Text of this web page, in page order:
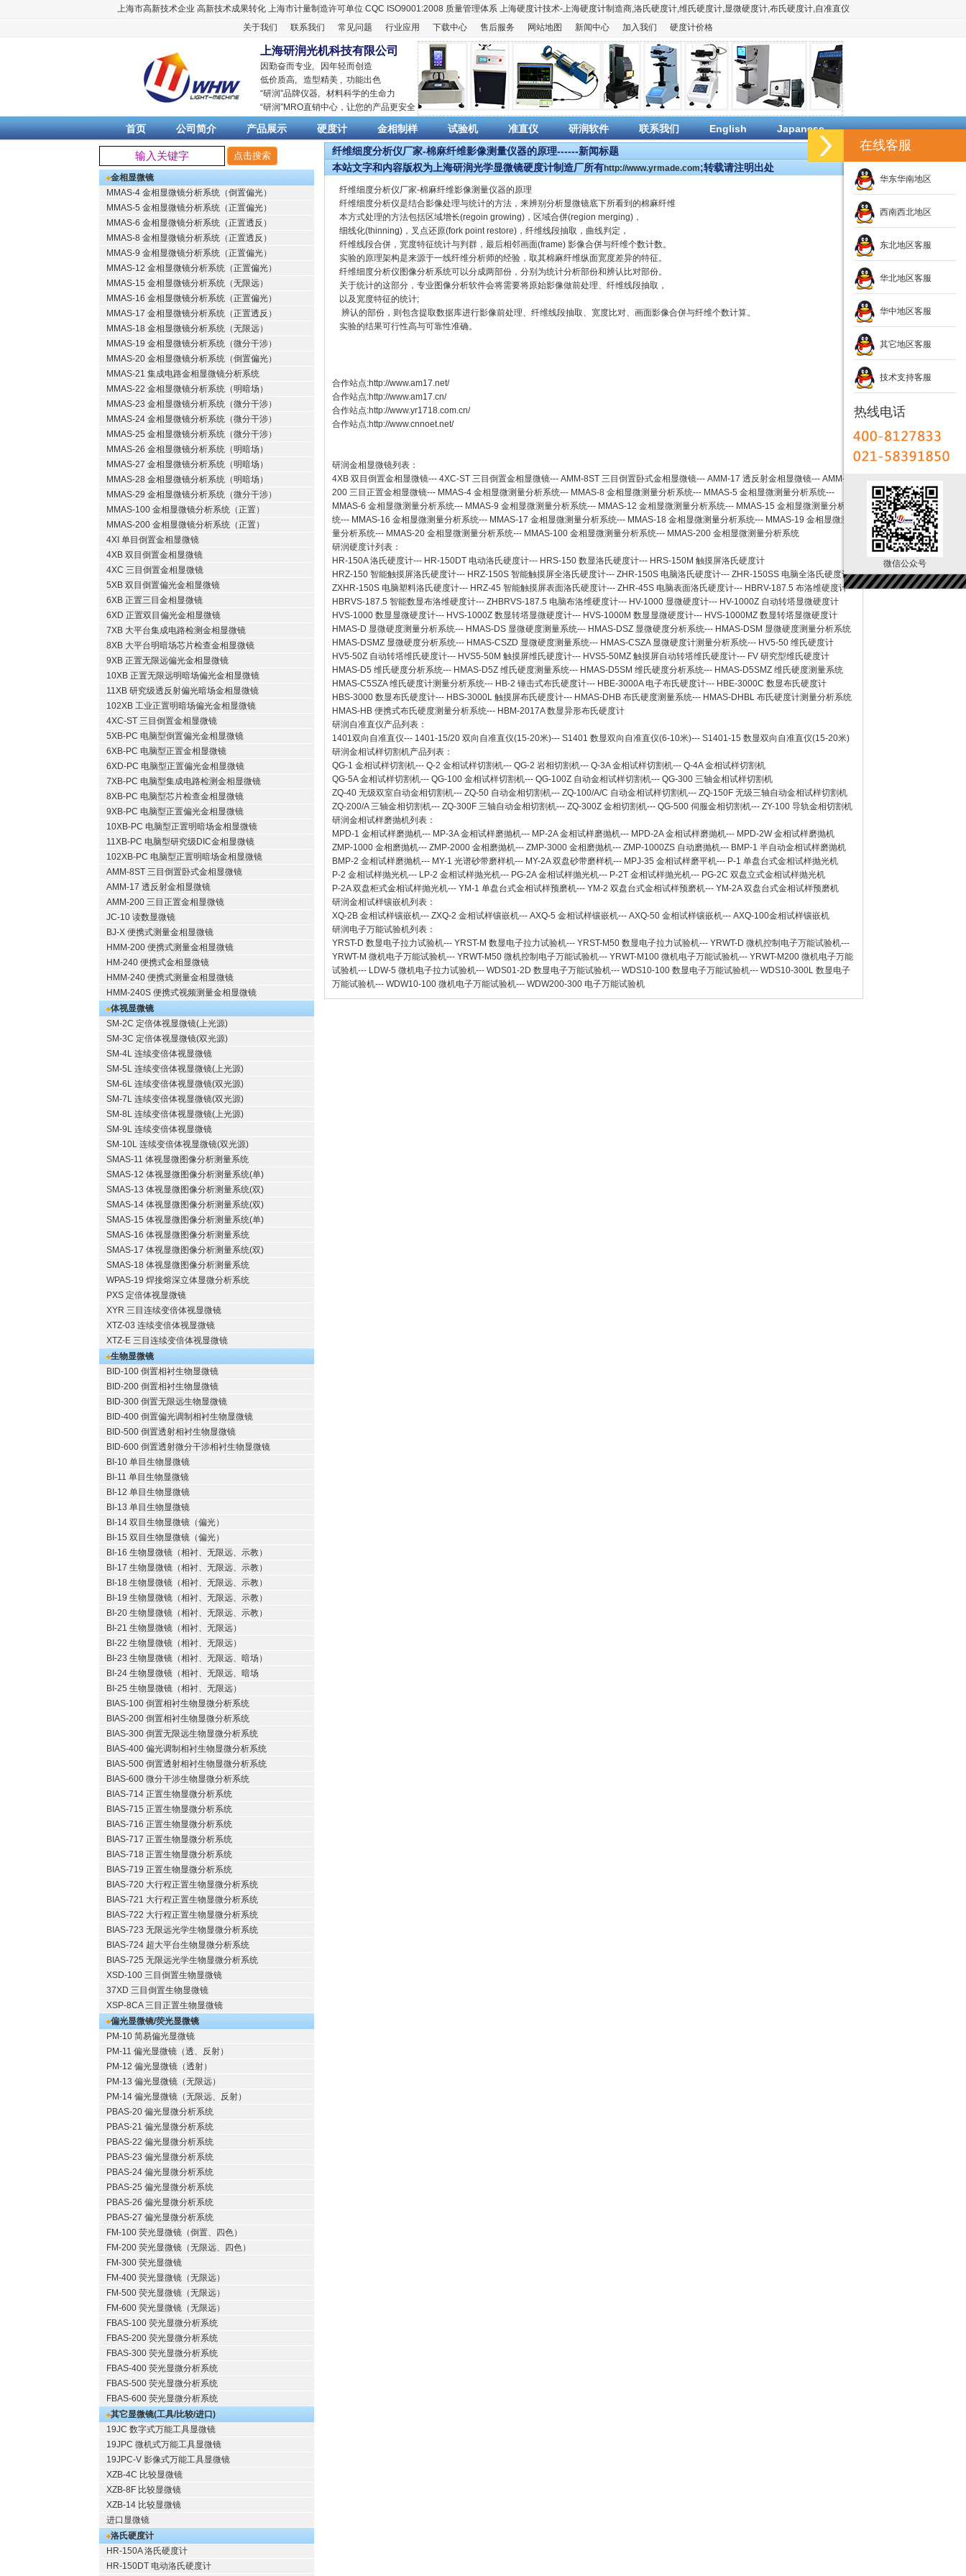
上海市高新技术企业 高新技术成果转化 上海市计量制造许可单位 CQC ISO9001:2008 质量管理体系 上海硬度计技术-上海硬度计制造商,洛氏硬度计,维氏硬度计,显微硬度计,布氏硬度计,自准直仪
关于我们
联系我们 常见问题 行业应用 下载中心 售后服务 网站地图 新闻中心 加入我们 硬度计价格
上海研润光机科技有限公司
因勤奋而专业, 因年轻而创造
低价质高, 造型精美 , 功能出色
“研润”品牌仪器, 材料科学的生命力
“研润”MRO直销中心，让您的产品更安全
首页 公司简介 产品展示 硬度计 金相制样 试验机 准直仪 研润软件 联系我们 English Japanese
金相显微镜
MMAS-4 金相显微镜分析系统（倒置偏光）
MMAS-5 金相显微镜分析系统（正置偏光）
MMAS-6 金相显微镜分析系统（正置透反）
MMAS-8 金相显微镜分析系统（正置透反）
MMAS-9 金相显微镜分析系统（正置偏光）
MMAS-12 金相显微镜分析系统（正置偏光）
MMAS-15 金相显微镜分析系统（无限远）
MMAS-16 金相显微镜分析系统（正置偏光）
MMAS-17 金相显微镜分析系统（正置透反）
MMAS-18 金相显微镜分析系统（无限远）
MMAS-19 金相显微镜分析系统（微分干涉）
MMAS-20 金相显微镜分析系统（倒置偏光）
MMAS-21 集成电路金相显微镜分析系统
MMAS-22 金相显微镜分析系统（明暗场）
MMAS-23 金相显微镜分析系统（微分干涉）
MMAS-24 金相显微镜分析系统（微分干涉）
MMAS-25 金相显微镜分析系统（微分干涉）
MMAS-26 金相显微镜分析系统（明暗场）
MMAS-27 金相显微镜分析系统（明暗场）
MMAS-28 金相显微镜分析系统（明暗场）
MMAS-29 金相显微镜分析系统（微分干涉）
MMAS-100 金相显微镜分析系统（正置）
MMAS-200 金相显微镜分析系统（正置）
4XI 单目倒置金相显微镜
4XB 双目倒置金相显微镜
4XC 三目倒置金相显微镜
5XB 双目倒置偏光金相显微镜
6XB 正置三目金相显微镜
6XD 正置双目偏光金相显微镜
7XB 大平台集成电路检测金相显微镜
8XB 大平台明暗场芯片检查金相显微镜
9XB 正置无限远偏光金相显微镜
10XB 正置无限远明暗场偏光金相显微镜
11XB 研究级透反射偏光暗场金相显微镜
102XB 工业正置明暗场偏光金相显微镜
4XC-ST 三目倒置金相显微镜
5XB-PC 电脑型倒置偏光金相显微镜
6XB-PC 电脑型正置金相显微镜
6XD-PC 电脑型正置偏光金相显微镜
7XB-PC 电脑型集成电路检测金相显微镜
8XB-PC 电脑型芯片检查金相显微镜
9XB-PC 电脑型正置偏光金相显微镜
10XB-PC 电脑型正置明暗场金相显微镜
11XB-PC 电脑型研究级DIC金相显微镜
102XB-PC 电脑型正置明暗场金相显微镜
AMM-8ST 三目倒置卧式金相显微镜
AMM-17 透反射金相显微镜
AMM-200 三目正置金相显微镜
JC-10 读数显微镜
BJ-X 便携式测量金相显微镜
HMM-200 便携式测量金相显微镜
HM-240 便携式金相显微镜
HMM-240 便携式测量金相显微镜
HMM-240S 便携式视频测量金相显微镜
体视显微镜
SM-2C 定倍体视显微镜(上光源)
SM-3C 定倍体视显微镜(双光源)
SM-4L 连续变倍体视显微镜
SM-5L 连续变倍体视显微镜(上光源)
SM-6L 连续变倍体视显微镜(双光源)
SM-7L 连续变倍体视显微镜(双光源)
SM-8L 连续变倍体视显微镜(上光源)
SM-9L 连续变倍体视显微镜
SM-10L 连续变倍体视显微镜(双光源)
SMAS-11 体视显微图像分析测量系统
SMAS-12 体视显微图像分析测量系统(单)
SMAS-13 体视显微图像分析测量系统(双)
SMAS-14 体视显微图像分析测量系统(双)
SMAS-15 体视显微图像分析测量系统(单)
SMAS-16 体视显微图像分析测量系统
SMAS-17 体视显微图像分析测量系统(双)
SMAS-18 体视显微图像分析测量系统
WPAS-19 焊接熔深立体显微分析系统
PXS 定倍体视显微镜
XYR 三目连续变倍体视显微镜
XTZ-03 连续变倍体视显微镜
XTZ-E 三目连续变倍体视显微镜
生物显微镜
BID-100 倒置相衬生物显微镜
BID-200 倒置相衬生物显微镜
BID-300 倒置无限远生物显微镜
BID-400 倒置偏光调制相衬生物显微镜
BID-500 倒置透射相衬生物显微镜
BID-600 倒置透射微分干涉相衬生物显微镜
BI-10 单目生物显微镜
BI-11 单目生物显微镜
BI-12 单目生物显微镜
BI-13 单目生物显微镜
BI-14 双目生物显微镜（偏光）
BI-15 双目生物显微镜（偏光）
BI-16 生物显微镜（相衬、无限远、示教）
BI-17 生物显微镜（相衬、无限远、示教）
BI-18 生物显微镜（相衬、无限远、示教）
BI-19 生物显微镜（相衬、无限远、示教）
BI-20 生物显微镜（相衬、无限远、示教）
BI-21 生物显微镜（相衬、无限远）
BI-22 生物显微镜（相衬、无限远）
BI-23 生物显微镜（相衬、无限远、暗场）
BI-24 生物显微镜（相衬、无限远、暗场
BI-25 生物显微镜（相衬、无限远）
BIAS-100 倒置相衬生物显微分析系统
BIAS-200 倒置相衬生物显微分析系统
BIAS-300 倒置无限远生物显微分析系统
BIAS-400 偏光调制相衬生物显微分析系统
BIAS-500 倒置透射相衬生物显微分析系统
BIAS-600 微分干涉生物显微分析系统
BIAS-714 正置生物显微分析系统
BIAS-715 正置生物显微分析系统
BIAS-716 正置生物显微分析系统
BIAS-717 正置生物显微分析系统
BIAS-718 正置生物显微分析系统
BIAS-719 正置生物显微分析系统
BIAS-720 大行程正置生物显微分析系统
BIAS-721 大行程正置生物显微分析系统
BIAS-722 大行程正置生物显微分析系统
BIAS-723 无限远光学生物显微分析系统
BIAS-724 超大平台生物显微分析系统
BIAS-725 无限远光学生物显微分析系统
XSD-100 三目倒置生物显微镜
37XD 三目倒置生物显微镜
XSP-8CA 三目正置生物显微镜
偏光显微镜/荧光显微镜
PM-10 简易偏光显微镜
PM-11 偏光显微镜（透、反射）
PM-12 偏光显微镜（透射）
PM-13 偏光显微镜（无限远）
PM-14 偏光显微镜（无限远、反射）
PBAS-20 偏光显微分析系统
PBAS-21 偏光显微分析系统
PBAS-22 偏光显微分析系统
PBAS-23 偏光显微分析系统
PBAS-24 偏光显微分析系统
PBAS-25 偏光显微分析系统
PBAS-26 偏光显微分析系统
PBAS-27 偏光显微分析系统
FM-100 荧光显微镜（倒置、四色）
FM-200 荧光显微镜（无限远、四色）
FM-300 荧光显微镜
FM-400 荧光显微镜（无限远）
FM-500 荧光显微镜（无限远）
FM-600 荧光显微镜（无限远）
FBAS-100 荧光显微分析系统
FBAS-200 荧光显微分析系统
FBAS-300 荧光显微分析系统
FBAS-400 荧光显微分析系统
FBAS-500 荧光显微分析系统
FBAS-600 荧光显微分析系统
其它显微镜(工具/比较/进口)
19JC 数字式万能工具显微镜
19JPC 微机式万能工具显微镜
19JPC-V 影像式万能工具显微镜
XZB-4C 比较显微镜
XZB-8F 比较显微镜
XZB-14 比较显微镜
进口显微镜
洛氏硬度计
HR-150A 洛氏硬度计
HR-150DT 电动洛氏硬度计
纤维细度分析仪厂家-棉麻纤维影像测量仪器的原理------新闻标题
本站文字和内容版权为上海研润光学显微镜硬度计制造厂所有http://www.yrmade.com;转载请注明出处
纤维细度分析仪厂家-棉麻纤维影像测量仪器的原理
纤维细度分析仪是结合影像处理与统计的方法，来辨别分析显微镜底下所看到的棉麻纤维
本方式处理的方法包括区域增长(regoin growing)，区域合併(region merging)，
细线化(thinning)，叉点还原(fork point restore)，纤维线段抽取，曲线判定，
纤维线段合併，宽度特征统计与判群，最后相邻画面(frame) 影像合併与纤维个数计数。
实验的原理架构是来源于一线纤维分析师的经验，取其棉麻纤维纵面宽度差异的特征。
纤维细度分析仪图像分析系统可以分成两部份，分别为统计分析部份和辨认比对部份。
关于统计的这部分，专业图像分析软件会将需要将原始影像做前处理、纤维线段抽取，
以及宽度特征的统计;
辨认的部份，则包含提取数据库进行影像前处理、纤维线段抽取、宽度比对、画面影像合併与纤维个数计算。
实验的结果可行性高与可靠性准确。
合作站点:http://www.am17.net/
合作站点:http://www.am17.cn/
合作站点:http://www.yr1718.com.cn/
合作站点:http://www.cnnoet.net/
研润金相显微镜列表：
4XB 双目倒置金相显微镜--- 4XC-ST 三目倒置金相显微镜--- AMM-8ST 三目倒置卧式金相显微镜--- AMM-17 透反射金相显微镜--- AMM-
200 三目正置金相显微镜--- MMAS-4 金相显微测量分析系统--- MMAS-8 金相显微测量分析系统--- MMAS-5 金相显微测量分析系统---
MMAS-6 金相显微测量分析系统--- MMAS-9 金相显微测量分析系统--- MMAS-12 金相显微测量分析系统--- MMAS-15 金相显微测量分析系
统--- MMAS-16 金相显微测量分析系统--- MMAS-17 金相显微测量分析系统--- MMAS-18 金相显微测量分析系统--- MMAS-19 金相显微测
量分析系统--- MMAS-20 金相显微测量分析系统--- MMAS-100 金相显微测量分析系统--- MMAS-200 金相显微测量分析系统
研润硬度计列表：
HR-150A 洛氏硬度计--- HR-150DT 电动洛氏硬度计--- HRS-150 数显洛氏硬度计--- HRS-150M 触摸屏洛氏硬度计
HRZ-150 智能触摸屏洛氏硬度计--- HRZ-150S 智能触摸屏全洛氏硬度计--- ZHR-150S 电脑洛氏硬度计--- ZHR-150SS 电脑全洛氏硬度计
ZXHR-150S 电脑塑料洛氏硬度计--- HRZ-45 智能触摸屏表面洛氏硬度计--- ZHR-45S 电脑表面洛氏硬度计--- HBRV-187.5 布洛维硬度计
HBRVS-187.5 智能数显布洛维硬度计--- ZHBRVS-187.5 电脑布洛维硬度计--- HV-1000 显微硬度计--- HV-1000Z 自动转塔显微硬度计
HVS-1000 数显显微硬度计--- HVS-1000Z 数显转塔显微硬度计--- HVS-1000M 数显显微硬度计--- HVS-1000MZ 数显转塔显微硬度计
HMAS-D 显微硬度测量分析系统--- HMAS-DS 显微硬度测量系统--- HMAS-DSZ 显微硬度分析系统--- HMAS-DSM 显微硬度测量分析系统
HMAS-DSMZ 显微硬度分析系统--- HMAS-CSZD 显微硬度测量系统--- HMAS-CSZA 显微硬度计测量分析系统--- HV5-50 维氏硬度计
HV5-50Z 自动转塔维氏硬度计--- HVS5-50M 触摸屏维氏硬度计--- HVS5-50MZ 触摸屏自动转塔维氏硬度计--- FV 研究型维氏硬度计
HMAS-D5 维氏硬度分析系统--- HMAS-D5Z 维氏硬度测量系统--- HMAS-D5SM 维氏硬度分析系统--- HMAS-D5SMZ 维氏硬度测量系统
HMAS-C5SZA 维氏硬度计测量分析系统--- HB-2 锤击式布氏硬度计--- HBE-3000A 电子布氏硬度计--- HBE-3000C 数显布氏硬度计
HBS-3000 数显布氏硬度计--- HBS-3000L 触摸屏布氏硬度计--- HMAS-DHB 布氏硬度测量系统--- HMAS-DHBL 布氏硬度计测量分析系统
HMAS-HB 便携式布氏硬度测量分析系统--- HBM-2017A 数显异形布氏硬度计
研润自准直仪产品列表：
1401双向自准直仪--- 1401-15/20 双向自准直仪(15-20米)--- S1401 数显双向自准直仪(6-10米)--- S1401-15 数显双向自准直仪(15-20米)
研润金相试样切割机产品列表：
QG-1 金相试样切割机--- Q-2 金相试样切割机--- QG-2 岩相切割机--- Q-3A 金相试样切割机--- Q-4A 金相试样切割机
QG-5A 金相试样切割机--- QG-100 金相试样切割机--- QG-100Z 自动金相试样切割机--- QG-300 三轴金相试样切割机
ZQ-40 无级双室自动金相切割机--- ZQ-50 自动金相切割机--- ZQ-100/A/C 自动金相试样切割机--- ZQ-150F 无级三轴自动金相试样切割机
ZQ-200/A 三轴金相切割机--- ZQ-300F 三轴自动金相切割机--- ZQ-300Z 金相切割机--- QG-500 伺服金相切割机--- ZY-100 导轨金相切割机
研润金相试样磨抛机列表：
MPD-1 金相试样磨抛机--- MP-3A 金相试样磨抛机--- MP-2A 金相试样磨抛机--- MPD-2A 金相试样磨抛机--- MPD-2W 金相试样磨抛机
ZMP-1000 金相磨抛机--- ZMP-2000 金相磨抛机--- ZMP-3000 金相磨抛机--- ZMP-1000ZS 自动磨抛机--- BMP-1 半自动金相试样磨抛机
BMP-2 金相试样磨抛机--- MY-1 光谱砂带磨样机--- MY-2A 双盘砂带磨样机--- MPJ-35 金相试样磨平机--- P-1 单盘台式金相试样抛光机
P-2 金相试样抛光机--- LP-2 金相试样抛光机--- PG-2A 金相试样抛光机--- P-2T 金相试样抛光机--- PG-2C 双盘立式金相试样抛光机
P-2A 双盘柜式金相试样抛光机--- YM-1 单盘台式金相试样预磨机--- YM-2 双盘台式金相试样预磨机--- YM-2A 双盘台式金相试样预磨机
研润金相试样镶嵌机列表：
XQ-2B 金相试样镶嵌机--- ZXQ-2 金相试样镶嵌机--- AXQ-5 金相试样镶嵌机--- AXQ-50 金相试样镶嵌机--- AXQ-100金相试样镶嵌机
研润电子万能试验机列表：
YRST-D 数显电子拉力试验机--- YRST-M 数显电子拉力试验机--- YRST-M50 数显电子拉力试验机--- YRWT-D 微机控制电子万能试验机---
YRWT-M 微机电子万能试验机--- YRWT-M50 微机控制电子万能试验机--- YRWT-M100 微机电子万能试验机--- YRWT-M200 微机电子万能
试验机--- LDW-5 微机电子拉力试验机--- WDS01-2D 数显电子万能试验机--- WDS10-100 数显电子万能试验机--- WDS10-300L 数显电子
万能试验机--- WDW10-100 微机电子万能试验机--- WDW200-300 电子万能试验机
在线客服
华东华南地区
西南西北地区
东北地区客服
华北地区客服
华中地区客服
其它地区客服
技术支持客服
热线电话
微信公众号